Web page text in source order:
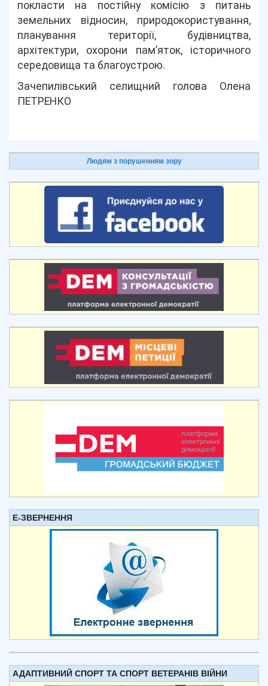
покласти на постійну комісію з питань
земельних відносин, природокористування,
планування території, будівництва,
архітектури, охорони пам’яток, історичного
середовища та благоустрою.
Зачепилівський селищний голова Олена
ПЕТРЕНКО
Людям з порушенням зору
Е-ЗВЕРНЕННЯ
АДАПТИВНИЙ СПОРТ ТА СПОРТ ВЕТЕРАНІВ ВІЙНИ